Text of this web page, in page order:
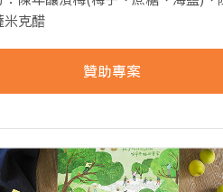
米克醋
贊助專案